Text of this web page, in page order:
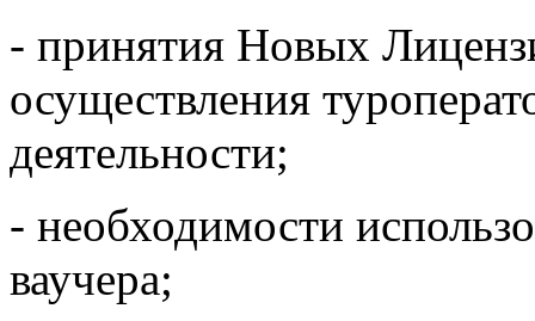
- принятия Новых
осуществления
деятельности;
- необходимости
ваучера;